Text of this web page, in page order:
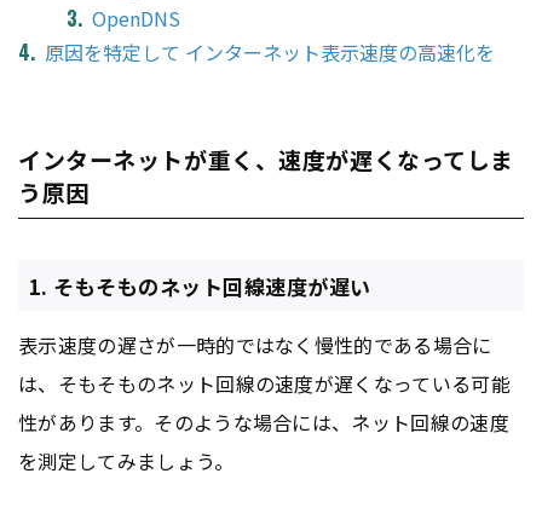
OpenDNS
原因を特定して インターネット表示速度の高速化を
インターネットが重く、速度が遅くなってしま
う原因
1. そもそものネット回線速度が遅い
表示速度の遅さが一時的ではなく慢性的である場合に
は、そもそものネット回線の速度が遅くなっている可能
性があります。そのような場合には、ネット回線の速度
を測定してみましょう。